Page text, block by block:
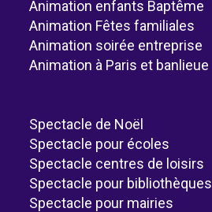
Animation enfants Baptême
Animation Fêtes familiales
Animation soirée entreprise
Animation à Paris et banlieue
Spectacle de Noël
Spectacle pour écoles
Spectacle centres de loisirs
Spectacle pour bibliothèques
Spectacle pour mairies